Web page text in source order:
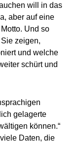
will in das
aber auf eine
Und so
zeigen,
und welche
schürt und
gelagerte
können.“
Daten, die